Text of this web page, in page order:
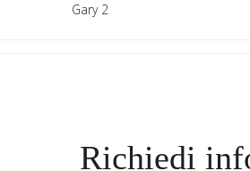
Gary 2
Richiedi